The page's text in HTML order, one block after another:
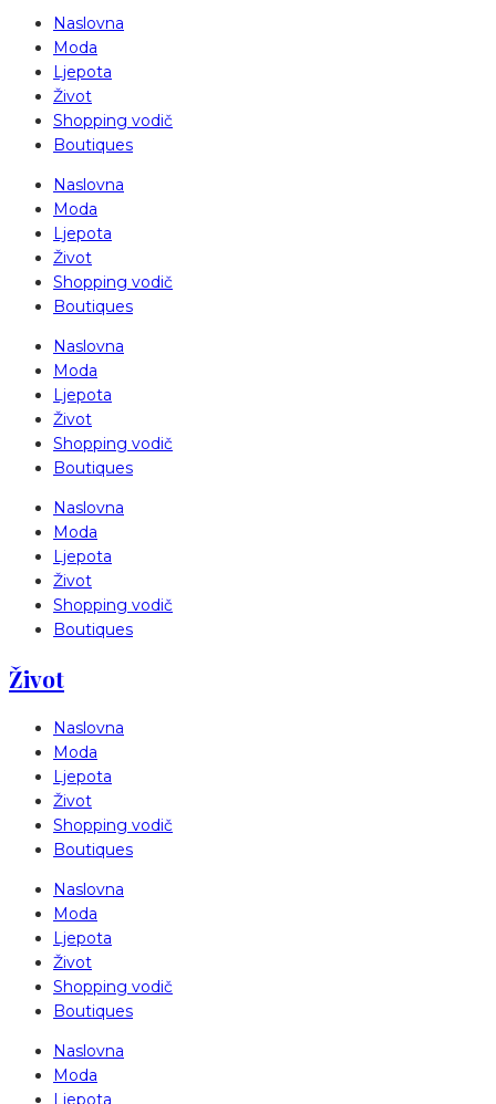
Naslovna
Moda
Ljepota
Život
Shopping vodič
Boutiques
Naslovna
Moda
Ljepota
Život
Shopping vodič
Boutiques
Naslovna
Moda
Ljepota
Život
Shopping vodič
Boutiques
Naslovna
Moda
Ljepota
Život
Shopping vodič
Boutiques
Život
Naslovna
Moda
Ljepota
Život
Shopping vodič
Boutiques
Naslovna
Moda
Ljepota
Život
Shopping vodič
Boutiques
Naslovna
Moda